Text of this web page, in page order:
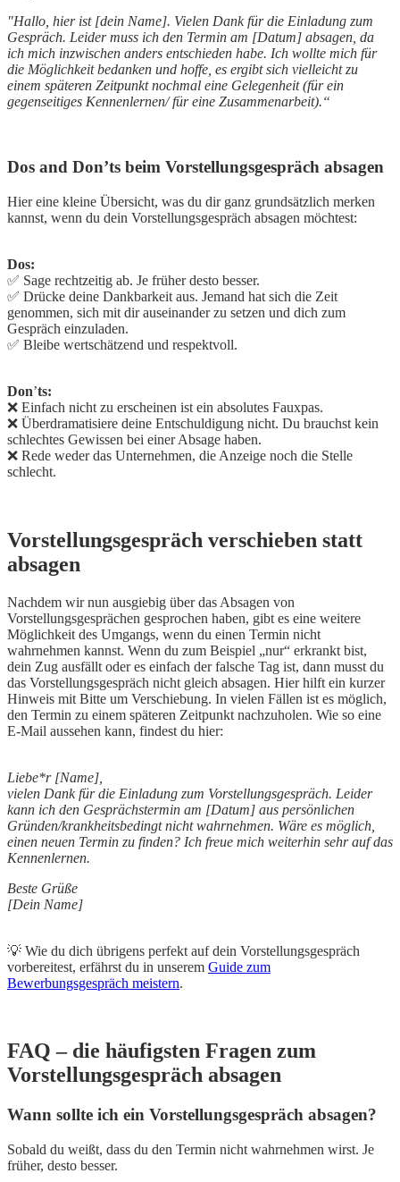
"Hallo, hier ist [dein Name]. Vielen Dank für die Einladung zum
Gespräch. Leider muss ich den Termin am [Datum] absagen, da
ich mich inzwischen anders entschieden habe. Ich wollte mich für
die Möglichkeit bedanken und hoffe, es ergibt sich vielleicht zu
einem späteren Zeitpunkt nochmal eine Gelegenheit (für ein
gegenseitiges Kennenlernen/ für eine Zusammenarbeit).“
Dos and Don’ts beim Vorstellungsgespräch absagen
Hier eine kleine Übersicht, was du dir ganz grundsätzlich merken
kannst, wenn du dein Vorstellungsgespräch absagen möchtest:
Dos:
✅ Sage rechtzeitig ab. Je früher desto besser.
✅ Drücke deine Dankbarkeit aus. Jemand hat sich die Zeit
genommen, sich mit dir auseinander zu setzen und dich zum
Gespräch einzuladen.
✅ Bleibe wertschätzend und respektvoll.
Don’ts:
❌ Einfach nicht zu erscheinen ist ein absolutes Fauxpas.
❌ Überdramatisiere deine Entschuldigung nicht. Du brauchst kein
schlechtes Gewissen bei einer Absage haben.
❌ Rede weder das Unternehmen, die Anzeige noch die Stelle
schlecht.
Vorstellungsgespräch verschieben statt
absagen
Nachdem wir nun ausgiebig über das Absagen von
Vorstellungsgesprächen gesprochen haben, gibt es eine weitere
Möglichkeit des Umgangs, wenn du einen Termin nicht
wahrnehmen kannst. Wenn du zum Beispiel „nur“ erkrankt bist,
dein Zug ausfällt oder es einfach der falsche Tag ist, dann musst du
das Vorstellungsgespräch nicht gleich absagen. Hier hilft ein kurzer
Hinweis mit Bitte um Verschiebung. In vielen Fällen ist es möglich,
den Termin zu einem späteren Zeitpunkt nachzuholen. Wie so eine
E-Mail aussehen kann, findest du hier:
Liebe*r [Name],
vielen Dank für die Einladung zum Vorstellungsgespräch. Leider
kann ich den Gesprächstermin am [Datum] aus persönlichen
Gründen/krankheitsbedingt nicht wahrnehmen. Wäre es möglich,
einen neuen Termin zu finden? Ich freue mich weiterhin sehr auf das
Kennenlernen.
Beste Grüße
[Dein Name]
💡 Wie du dich übrigens perfekt auf dein Vorstellungsgespräch
vorbereitest, erfährst du in unserem Guide zum
Bewerbungsgespräch meistern.
FAQ – die häufigsten Fragen zum
Vorstellungsgespräch absagen
Wann sollte ich ein Vorstellungsgespräch absagen?
Sobald du weißt, dass du den Termin nicht wahrnehmen wirst. Je
früher, desto besser.